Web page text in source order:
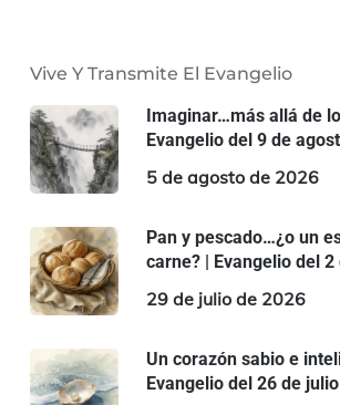
Vive Y Transmite El Evangelio
Imaginar…más allá de
Evangelio del 9 de
5 de agosto de 2026
Pan y pescado…¿o un
carne? | Evangelio del
29 de julio de 2026
Un corazón sabio e
Evangelio del 26 de julio